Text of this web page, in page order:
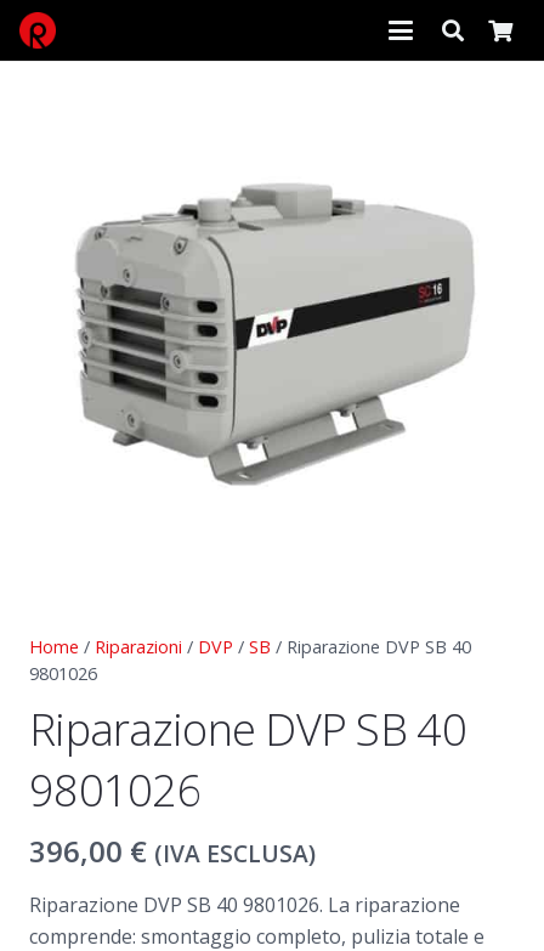
Home / Riparazioni / DVP / SB / Riparazione DVP SB 40
9801026
Riparazione DVP SB 40
9801026
396,00 € (IVA ESCLUSA)
Riparazione DVP SB 40 9801026. La riparazione
comprende: smontaggio completo, pulizia totale e